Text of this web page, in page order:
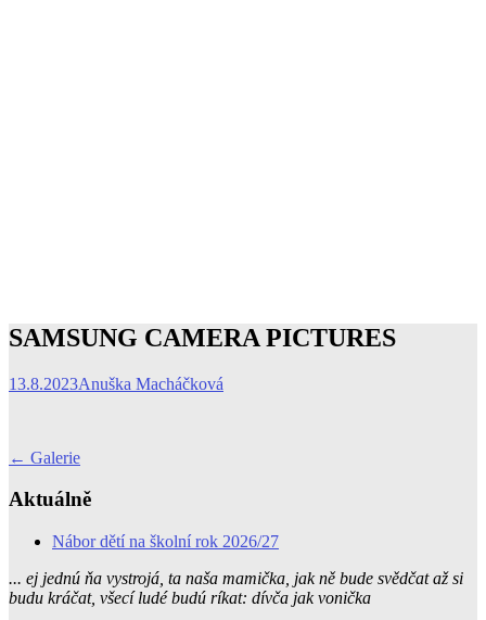
SAMSUNG CAMERA PICTURES
13.8.2023Anuška Macháčková
Post
← Galerie
Aktuálně
Nábor dětí na školní rok 2026/27
... ej jednú ňa vystrojá, ta naša mamička, jak ně bude svědčat až si
budu kráčat, všecí ludé budú ríkat: dívča jak vonička